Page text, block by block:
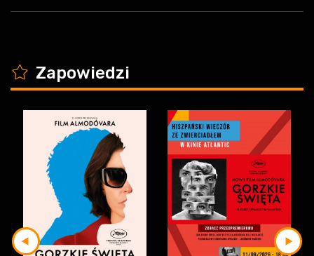
K Zapowiedzi